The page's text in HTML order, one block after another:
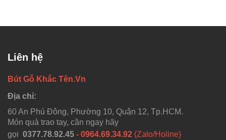
Liên hệ
Bút Gỗ Khắc Tên.Vn
Địa chỉ:
60 An Phú Đông, Phường 10, Quận 12, Tp.HCM.
Món quà trao tay, cần ngay hãy
gọi 0377.78.92.45 - 0964.69.34.92 (Zalo/Holine)